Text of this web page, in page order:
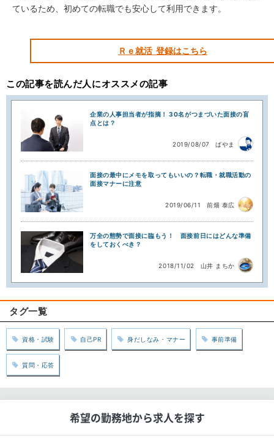
ているため、初めての転職でも安心して利用できます。
Ｒｅ就活 登録はこちら
この記事を読んだ人にオススメの記事
企業の人事担当者が指摘！ 30名がつまづいた面接の盲
点とは？
2019/08/07 ばやま
面接の最中にメモを取ってもいいの？転職・就職活動の
面接マナーに注意
2019/06/11 前畑 泰広
万全の態勢で面接に臨もう！ 面接前日にはどんな準備
をしておくべき？
2018/11/02 山井 まちか
タグ一覧
資格・試験 自己PR 身だしなみ・マナー 事前準備
質問・応答
希望の勤務地から求人を探す